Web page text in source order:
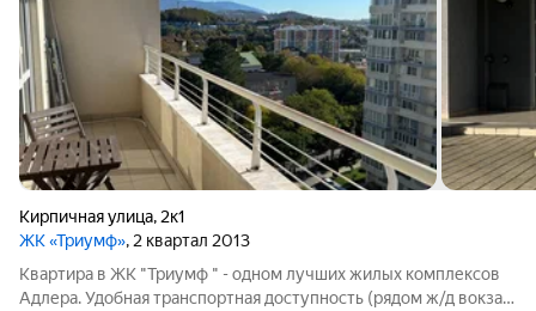
Кирпичная улица, 2к1
ЖК «Триумф», 2 квартал 2013
Квартира в ЖК "Триумф " - одном лучших жилых комплексов
Адлера. Удобная транспортная доступность (рядом ж/д вокзал,